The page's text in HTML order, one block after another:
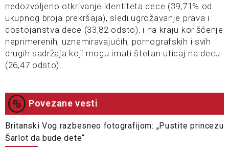
nedozvoljeno otkrivanje identiteta dece (39,71% od
ukupnog broja prekršaja), sledi ugrožavanje prava i
dostojanstva dece (33,82 odsto), i na kraju korišćenje
neprimerenih, uznemiravajućih, pornografskih i svih
drugih sadržaja koji mogu imati štetan uticaj na decu
(26,47 odsto).
Povezane vesti
Britanski Vog razbesneo fotografijom: „Pustite princezu
Šarlot da bude dete“